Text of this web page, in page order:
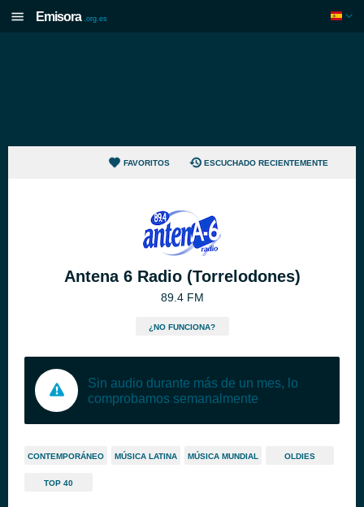
Emisora .org.es
FAVORITOS ESCUCHADO RECIENTEMENTE
Antena 6 Radio (Torrelodones)
89.4 FM
¿NO FUNCIONA?
Sin audio durante más de un mes, lo
comprobamos semanalmente
CONTEMPORÁNEO MÚSICA LATINA MÚSICA MUNDIAL OLDIES
TOP 40